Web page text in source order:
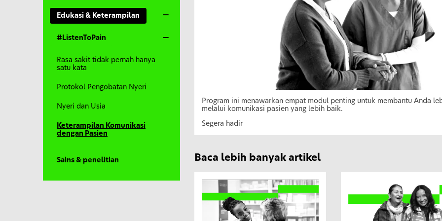
Edukasi & Keterampilan
#ListenToPain
Rasa sakit tidak pernah hanya
satu kata
Protokol Pengobatan Nyeri
Nyeri dan Usia
Keterampilan Komunikasi
dengan Pasien
Sains & penelitian
Program ini menawarkan empat modul penting untuk membantu Anda
melalui komunikasi pasien yang lebih baik.
Segera hadir
Baca lebih banyak artikel